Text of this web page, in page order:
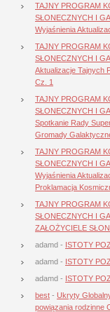
TAJNY PROGRAM
SŁONECZNYCH I
Wyjaśnienia
TAJNY PROGRAM
SŁONECZNYCH I
Aktualizacje Tajnych
Cz. 1
TAJNY PROGRAM
SŁONECZNYCH I
Spotkanie Rady
Gromady
TAJNY PROGRAM
SŁONECZNYCH I
Wyjaśnienia
Proklamacja
TAJNY PROGRAM
SŁONECZNYCH I
ZAŁOŻYCIELE
adamd - ISTOTY
adamd - ISTOTY
adamd - ISTOTY
best - Ukryty
powiązania rodzinne